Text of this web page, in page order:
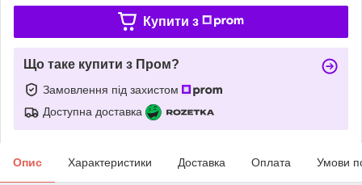
Купити з
Що таке купити з Пром?
Замовлення під захистом
Доступна доставка
Опис Характеристики Доставка Оплата Умови